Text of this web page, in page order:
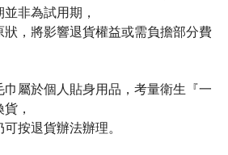
非為試用期，
，將影響退貨權益或需負擔部分費
屬於個人貼身用品，考量衛生『一
，
按退貨辦法辦理。